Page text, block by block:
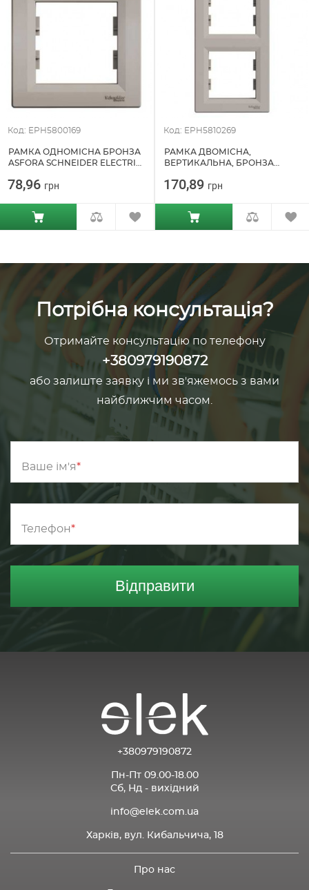
Код: EPH5800169
РАМКА ОДНОМІСНА БРОНЗА
ASFORA SCHNEIDER ELECTRIC
78,96 грн
Код: EPH5810269
РАМКА ДВОМІСНА,
ВЕРТИКАЛЬНА, БРОНЗА
(EPH5810269)
170,89 грн
Потрібна консультація?
Отримайте консультацію по телефону
+380979190872
або залиште заявку і ми зв'яжемось з вами
найближчим часом.
Ваше ім'я
Телефон
Відправити
+380979190872
Пн-Пт 09.00-18.00
Сб, Нд - вихідний
info@elek.com.ua
Харків, вул. Кибальчича, 18
Про нас